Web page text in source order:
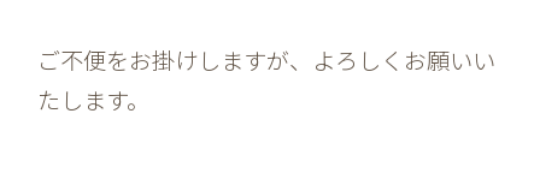
ご不便をお掛けしますが、よろしくお願いい
たします。